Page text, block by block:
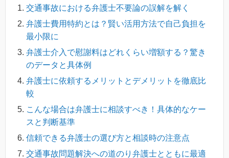
交通事故における弁護士不要論の誤解を解く
弁護士費用特約とは？賢い活用方法で自己負担を
最小限に
弁護士介入で慰謝料はどれくらい増額する？驚き
のデータと具体例
弁護士に依頼するメリットとデメリットを徹底比
較
こんな場合は弁護士に相談すべき！具体的なケー
スと判断基準
信頼できる弁護士の選び方と相談時の注意点
交通事故問題解決への道のり弁護士とともに最適